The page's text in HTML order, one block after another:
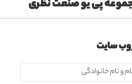
پی یو صنعت نظری
سایت